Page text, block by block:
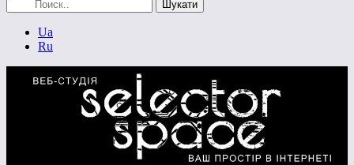
Ua
Ru